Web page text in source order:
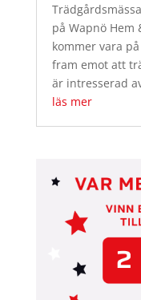
på Wapnö Hem
kommer vara
fram emot att
är intresserad
läs mer